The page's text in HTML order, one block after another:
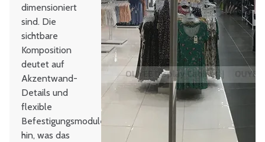
dimensioniert
sind. Die
sichtbare
Komposition
deutet auf
Akzentwand-
Details und
flexible
Befestigungsmodule
hin, was das